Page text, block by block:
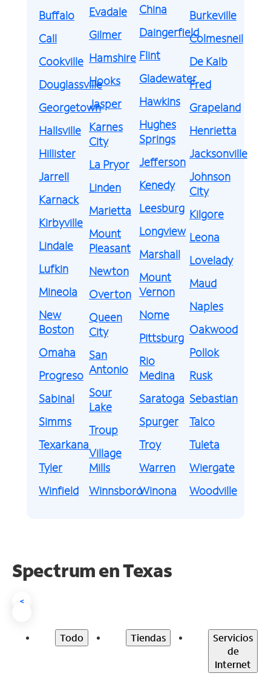
Buffalo
Call
Cookville
Douglassville
Georgetown
Hallsville
Hillister
Jarrell
Karnack
Kirbyville
Lindale
Lufkin
Mineola
New
Boston
Omaha
Progreso
Sabinal
Simms
Texarkana
Tyler
Winfield
Evadale
Gilmer
Hamshire
Hooks
Jasper
Karnes
City
La Pryor
Linden
Marietta
Mount
Pleasant
Newton
Overton
Queen
City
San
Antonio
Sour
Lake
Troup
Village
Mills
Winnsboro
China
Daingerfield
Flint
Gladewater
Hawkins
Hughes
Springs
Jefferson
Kenedy
Leesburg
Longview
Marshall
Mount
Vernon
Nome
Pittsburg
Rio
Medina
Saratoga
Spurger
Troy
Warren
Winona
Burkeville
Colmesneil
De Kalb
Fred
Grapeland
Henrietta
Jacksonville
Johnson
City
Kilgore
Leona
Lovelady
Maud
Naples
Oakwood
Pollok
Rusk
Sebastian
Talco
Tuleta
Wiergate
Woodville
Spectrum enTexas
<
Todo Tiendas
Servicios
de
Internet